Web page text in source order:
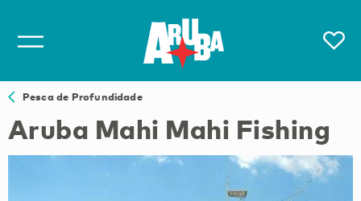
Pesca de Profundidade
Aruba Mahi Mahi Fishing